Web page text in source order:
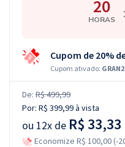
20
HORAS :
Cupom de 20%
Cupom ativado:
De: R$ 499,99
Por: R$ 399,99à vista
ou 12x de R$ 33,33
Economize R$ 100,00 (-